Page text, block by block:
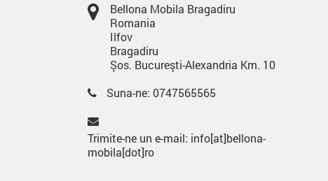
Bellona Mobila Bragadiru
Romania
Ilfov
Bragadiru
Şos. Bucureşti-Alexandria Km. 10
Suna-ne: 0747565565
Trimite-ne un e-mail: info[at]bellona-
mobila[dot]ro